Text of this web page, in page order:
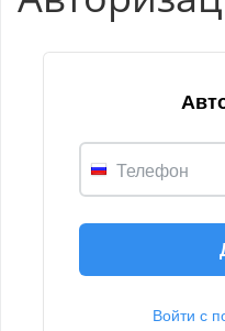
Телефон
Войти с